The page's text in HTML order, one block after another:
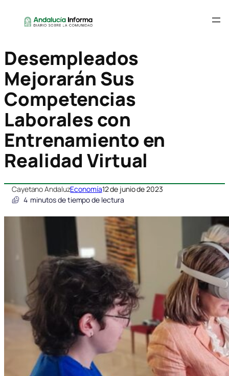
Desempleados
Mejorarán Sus
Competencias
Laborales con
Entrenamiento en
Realidad Virtual
Cayetano AndaluzEconomía12 de junio de 2023
4 minutos de tiempo de lectura